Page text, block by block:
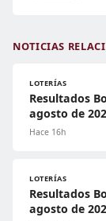
NOTICIAS
LOTERÍAS
Resultados
agosto de
Hace 16h
LOTERÍAS
Resultados
agosto de